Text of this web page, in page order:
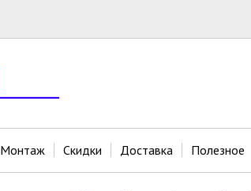
Монтаж Скидки Доставка Полезное